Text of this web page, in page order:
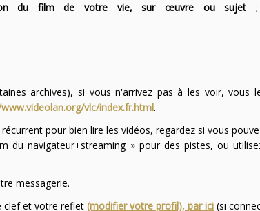
du film de votre vie, sur œuvre ou sujet ;
archives), si vous n'arrivez pas à les voir, vous
vlc/index.fr.html.
pour bien lire les vidéos, regardez si vous
du navigateur+streaming » pour des pistes, ou
messagerie.
clef et votre reflet (modifier votre profil), par ici(si